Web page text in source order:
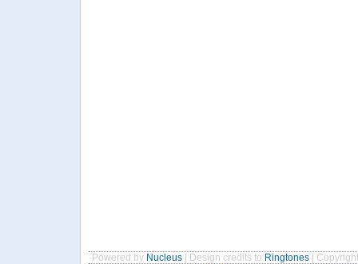
Powered by Nucleus | Design credits to Ringtones |